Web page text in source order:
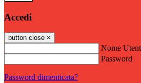
Accedi
button close ×
Nome
Password
Password dimenticata?